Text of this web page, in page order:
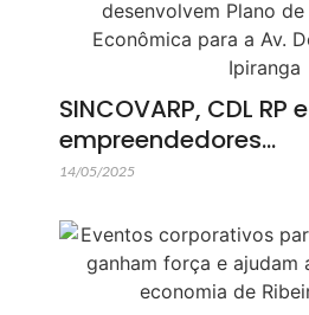
SINCOVARP, CDL RP e
empreendedores…
14/05/2025